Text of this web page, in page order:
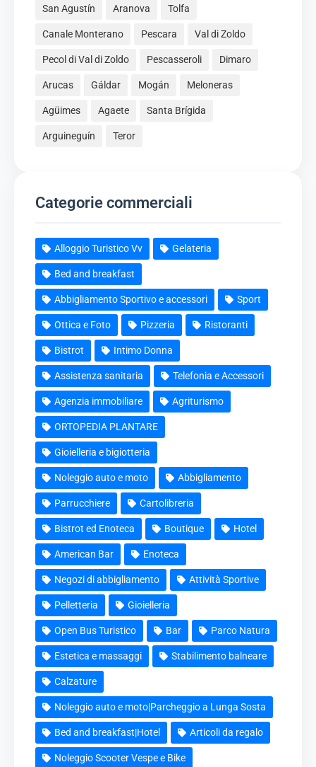
San Agustín Aranova Tolfa
Canale Monterano Pescara Val di Zoldo
Pecol di Val di Zoldo Pescasseroli Dimaro
Arucas Gáldar Mogán Meloneras
Agüimes Agaete Santa Brígida
Arguineguín Teror
Categorie commerciali
Alloggio Turistico Vv Gelateria
Bed and breakfast
Abbigliamento Sportivo e accessori Sport
Ottica e Foto Pizzeria Ristoranti
Bistrot Intimo Donna
Assistenza sanitaria Telefonia e Accessori
Agenzia immobiliare Agriturismo
ORTOPEDIA PLANTARE
Gioielleria e bigiotteria
Noleggio auto e moto Abbigliamento
Parrucchiere Cartolibreria
Bistrot ed Enoteca Boutique Hotel
American Bar Enoteca
Negozi di abbigliamento Attività Sportive
Pelletteria Gioielleria
Open Bus Turistico Bar Parco Natura
Estetica e massaggi Stabilimento balneare
Calzature
Noleggio auto e moto|Parcheggio a Lunga Sosta
Bed and breakfast|Hotel Articoli da regalo
Noleggio Scooter Vespe e Bike